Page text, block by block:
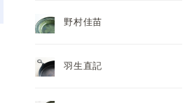
野村佳苗
羽生直記